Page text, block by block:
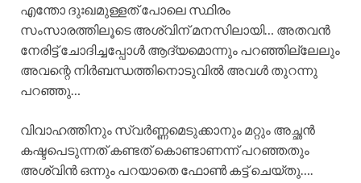
എന്തോ ദുഃഖമുള്ളത് പോലെ സ്ഥിരം
സംസാരത്തിലൂടെ അശ്വിന് മനസിലായി… അതവൻ
നേരിട്ട് ചോദിച്ചപ്പോൾ ആദ്യമൊന്നും പറഞ്ഞില്ലേലും
അവന്റെ നിർബന്ധത്തിനൊടുവിൽ അവൾ തുറന്നു
പറഞ്ഞു…
വിവാഹത്തിനും സ്വർണ്ണമെടുക്കാനും മറ്റും അച്ഛൻ
കഷ്ടപെടുന്നത് കണ്ടത് കൊണ്ടാണന്ന് പറഞ്ഞതും
അശ്വിൻ ഒന്നും പറയാതെ ഫോൺ കട്ട്‌ ചെയ്തു….